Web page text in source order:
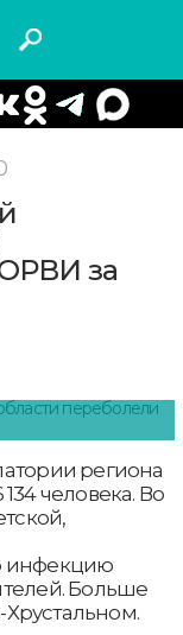
за
региона
человека. Во
инфекцию
Больше
Хрустальном.